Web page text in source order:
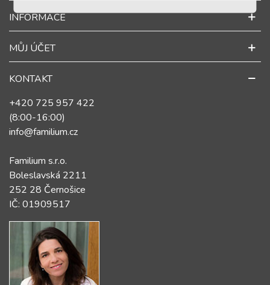
INFORMACE
MŮJ ÚČET
KONTAKT
+420 725 957 422
(8:00-16:00)
info@familium.cz
Familium s.r.o.
Boleslavská 2211
252 28 Černošice
IČ: 01909517